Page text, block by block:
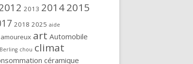
2013 20142015
2018 2025 aide
amoureux art Automobile
chou climat
céramique